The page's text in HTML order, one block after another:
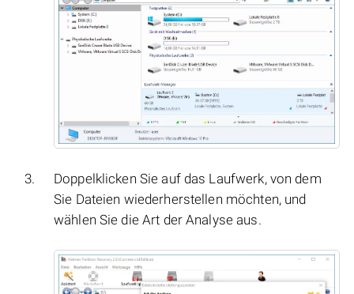
Doppelklicken Sie auf das Laufwerk, von dem
Sie Dateien wiederherstellen möchten, und
wählen Sie die Art der Analyse aus.